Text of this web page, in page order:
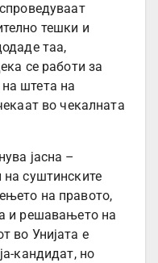
тешки и
таа,
се работи за
штета на
во чекалната
јасна –
суштинските
на правото,
и решавањето на
во Унијата е
кандидат, но